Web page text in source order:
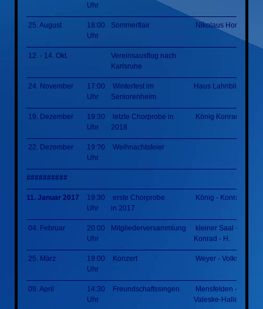
Uhr
25. August
18:00
Uhr
Sommerflair Nikolaus Homm Park
12. - 14. Okt.
Vereinsausflug nach
Karlsruhe
24. November
17:00
Uhr
Winterfest im
Seniorenheim
Haus Lahnblick
19. Dezember
19:30
Uhr
letzte Chorprobe in
2018
König Konrad Halle
22. Dezember
19:?0
Uhr
Weihnachtsfeier
##########
11. Januar 2017
19:30
Uhr
erste Chorprobe
in 2017
König - Konrad -
04. Februar
20:00
Uhr
Mitgliederversammlung
kleiner Saal - König -
Konrad - H.
25. März
19:00
Uhr
Konzert Weyer - Volkshalle
09. April
14:30
Uhr
Freundschaftssingen
Mensfelden - Erich-
Valeske-Halle